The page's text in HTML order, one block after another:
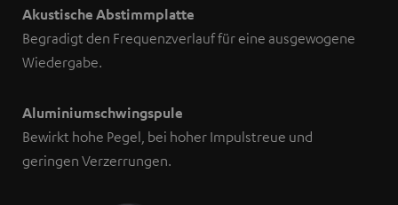
personenbezogene Daten an Drittplattformen
übermittelt werden.Weitere Informationen sind in der
Datenschutzerklärung unter I zu finden
Akustische Abstimmplatte
Begradigt den Frequenzverlauf für eine ausgewogene
Wiedergabe.
Aluminiumschwingspule
Bewirkt hohe Pegel, bei hoher Impulstreue und
geringen Verzerrungen.